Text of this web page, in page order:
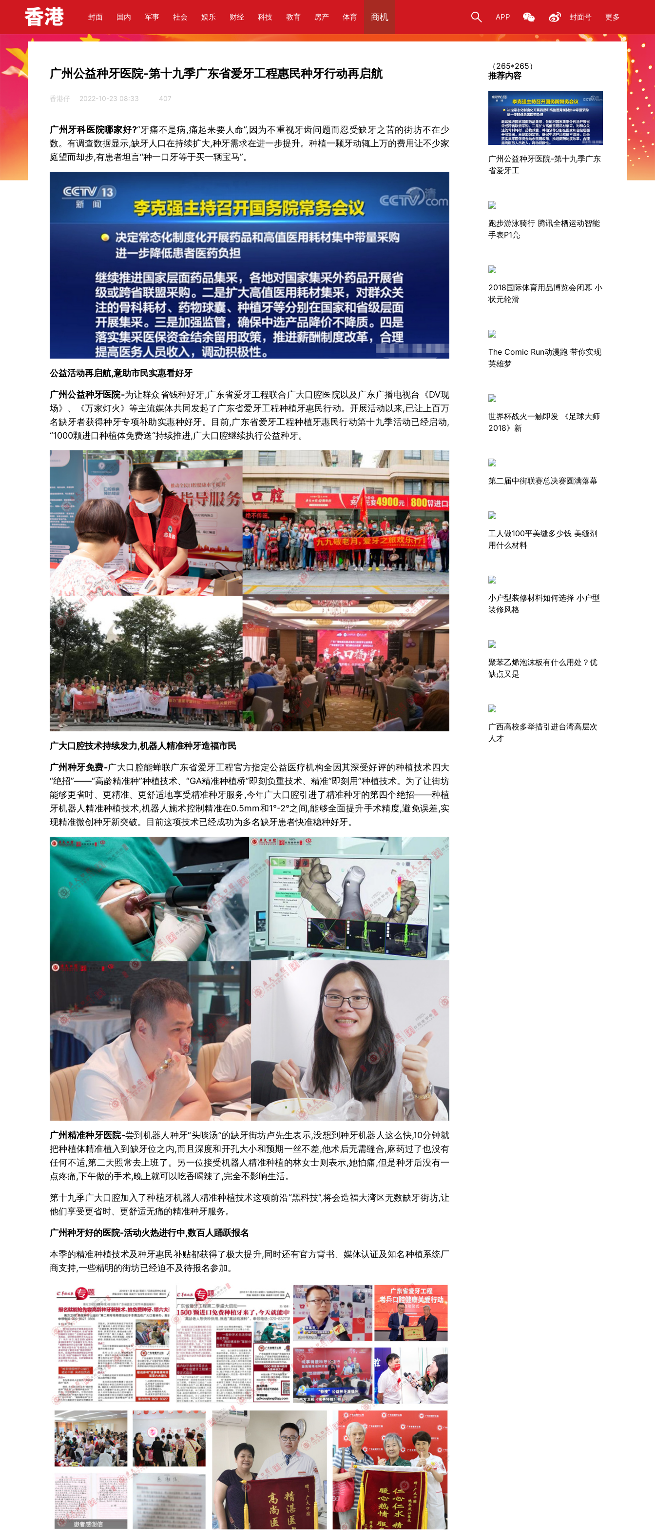
封面 国内 军事 社会 娱乐 财经 科技 教育 房产 体育 商机 APP 封面号 更多
广州公益种牙医院-第十九季广东省爱牙工程惠民种牙行动再启航
香港仔 2022-10-23 08:33 407
广州牙科医院哪家好?“牙痛不是病,痛起来要人命”,因为不重视牙齿问题而忍受缺牙之苦的街坊不在少
数。有调查数据显示,缺牙人口在持续扩大,种牙需求在进一步提升。种植一颗牙动辄上万的费用让不少家
庭望而却步,有患者坦言“种一口牙等于买一辆宝马”。
公益活动再启航,意助市民实惠看好牙
广州公益种牙医院-为让群众省钱种好牙,广东省爱牙工程联合广大口腔医院以及广东广播电视台《DV现
场》、《万家灯火》等主流媒体共同发起了广东省爱牙工程种植牙惠民行动。开展活动以来,已让上百万
名缺牙者获得种牙专项补助实惠种好牙。目前,广东省爱牙工程种植牙惠民行动第十九季活动已经启动,
“1000颗进口种植体免费送“持续推进,广大口腔继续执行公益种牙。
广大口腔技术持续发力,机器人精准种牙造福市民
广州种牙免费-广大口腔能蝉联广东省爱牙工程官方指定公益医疗机构全因其深受好评的种植技术四大
“绝招”——“高龄精准种”种植技术、“GA精准种植桥”即刻负重技术、精准”即刻用”种植技术。为了让街坊
能够更省时、更精准、更舒适地享受精准种牙服务,今年广大口腔引进了精准种牙的第四个绝招——种植
牙机器人精准种植技术,机器人施术控制精准在0.5mm和1°-2°之间,能够全面提升手术精度,避免误差,实
现精准微创种牙新突破。目前这项技术已经成功为多名缺牙患者快准稳种好牙。
广州精准种牙医院-尝到机器人种牙“头啖汤”的缺牙街坊卢先生表示,没想到种牙机器人这么快,10分钟就
把种植体精准植入到缺牙位之内,而且深度和开孔大小和预期一丝不差,他术后无需缝合,麻药过了也没有
任何不适,第二天照常去上班了。另一位接受机器人精准种植的林女士则表示,她怕痛,但是种牙后没有一
点疼痛,下午做的手术,晚上就可以吃香喝辣了,完全不影响生活。
第十九季广大口腔加入了种植牙机器人精准种植技术这项前沿“黑科技”,将会造福大湾区无数缺牙街坊,让
他们享受更省时、更舒适无痛的精准种牙服务。
广州种牙好的医院-活动火热进行中,数百人踊跃报名
本季的精准种植技术及种牙惠民补贴都获得了极大提升,同时还有官方背书、媒体认证及知名种植系统厂
商支持,一些精明的街坊已经迫不及待报名参加。
（265*265）
推荐内容
广州公益种牙医院-第十九季广东
省爱牙工
跑步游泳骑行 腾讯全栖运动智能
手表P1亮
2018国际体育用品博览会闭幕 小
状元轮滑
The Comic Run动漫跑 带你实现
英雄梦
世界杯战火一触即发 《足球大师
2018》新
第二届中街联赛总决赛圆满落幕
工人做100平美缝多少钱 美缝剂
用什么材料
小户型装修材料如何选择 小户型
装修风格
聚苯乙烯泡沫板有什么用处？优
缺点又是
广西高校多举措引进台湾高层次
人才